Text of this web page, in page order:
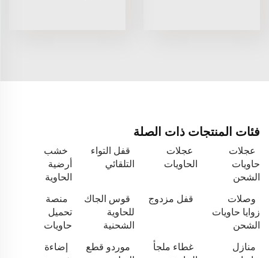
فئات المنتجات ذات الصلة
عجلات
حاويات
الشحن
عجلات
الحاويات
قفل التواء
التلقائي
خشب
أرضية
الحاوية
وصلات
زوايا حاويات
الشحن
قفل مزدوج
قوس الجاك
للحاوية
الشحنية
منصة
تحميل
حاويات
منازل
غطاء ملجأ
موردو قطع
إضاءة